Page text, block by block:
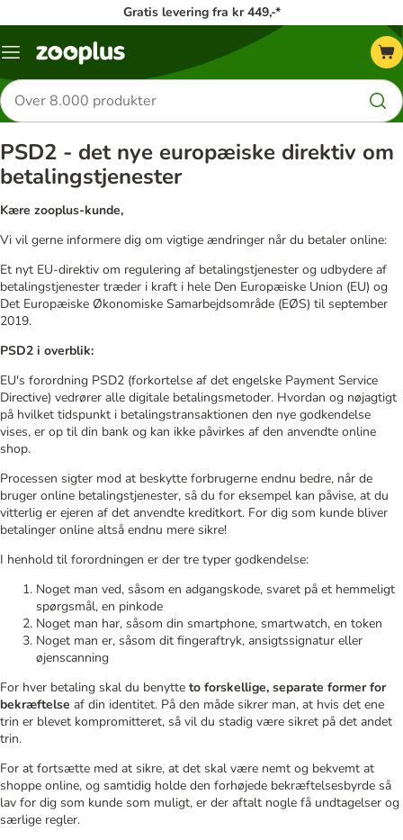
Gratis levering fra kr 449,-*
Menu
Søg
efter
produkter
PSD2 - det nye europæiske direktiv om
betalingstjenester
Kære zooplus-kunde,
Vi vil gerne informere dig om vigtige ændringer når du betaler online:
Et nyt EU-direktiv om regulering af betalingstjenester og udbydere af
betalingstjenester træder i kraft i hele Den Europæiske Union (EU) og
Det Europæiske Økonomiske Samarbejdsområde (EØS) til september
2019.
PSD2 i overblik:
EU's forordning PSD2 (forkortelse af det engelske Payment Service
Directive) vedrører alle digitale betalingsmetoder. Hvordan og nøjagtigt
på hvilket tidspunkt i betalingstransaktionen den nye godkendelse
vises, er op til din bank og kan ikke påvirkes af den anvendte online
shop.
Processen sigter mod at beskytte forbrugerne endnu bedre, når de
bruger online betalingstjenester, så du for eksempel kan påvise, at du
vitterlig er ejeren af det anvendte kreditkort. For dig som kunde bliver
betalinger online altså endnu mere sikre!
I henhold til forordningen er der tre typer godkendelse:
Noget man ved, såsom en adgangskode, svaret på et hemmeligt
spørgsmål, en pinkode
Noget man har, såsom din smartphone, smartwatch, en token
Noget man er, såsom dit fingeraftryk, ansigtssignatur eller
øjenscanning
For hver betaling skal du benytte to forskellige, separate former for
bekræftelse af din identitet. På den måde sikrer man, at hvis det ene
trin er blevet kompromitteret, så vil du stadig være sikret på det andet
trin.
For at fortsætte med at sikre, at det skal være nemt og bekvemt at
shoppe online, og samtidig holde den forhøjede bekræftelsesbyrde så
lav for dig som kunde som muligt, er der aftalt nogle få undtagelser og
særlige regler.